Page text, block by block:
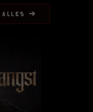
alles ➔